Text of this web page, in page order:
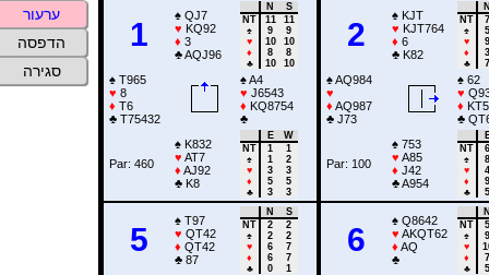
1
♠ QJ7
♥ KQ92
♦ 3
♣AQJ96
N
S
NT
11
11
♠
9
9
♥
10
10
♦
8
8
♣
10 10
♠ T965
♥ 8
♦ T6
♣ T75432
♠A4
♥ J6543
♦ KQ8754
♣
Par: 460
♠ K832
♥ AT7
♦ AJ92
♣ K8
E
W
NT
1
1
♠
1
2
♥
3
3
♦
5
5
♣
3 3
2
♠ KJT
♥ KJT764
♦ 6
♣ K82
NT
7
♠
5
♥
9
♦
3
♣
7
♠AQ984
♥
♦ AQ987
♣ J73
♠ 62
♥
♦
♣
Par: 100
♠ 753
♥ A85
♦ J42
♣A954
NT
6
♠
8
♥
4
♦
9
♣
5
5
♠ T97
♥ QT42
♦ QT42
♣ 87
N
S
NT
2
2
♠
2
2
♥
6
7
♦
6
7
♣
0 1
6
♠ Q8642
♥ AKQT62
♦ AQ
♣
NT
5
♠
9
♥
♦
7
♣
5
ערעור
הדפסה
סגירה